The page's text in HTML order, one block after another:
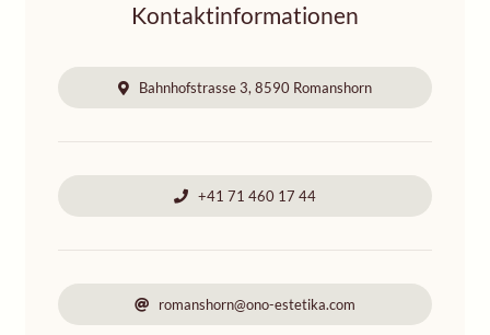
Kontaktinformationen
Bahnhofstrasse 3, 8590 Romanshorn
+41 71 460 17 44
romanshorn@ono-estetika.com